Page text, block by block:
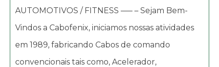
AUTOMOTIVOS / FITNESS —– – Sejam Bem-
Vindos a Cabofenix, iniciamos nossas atividades
em 1989, fabricando Cabos de comando
convencionais tais como, Acelerador,